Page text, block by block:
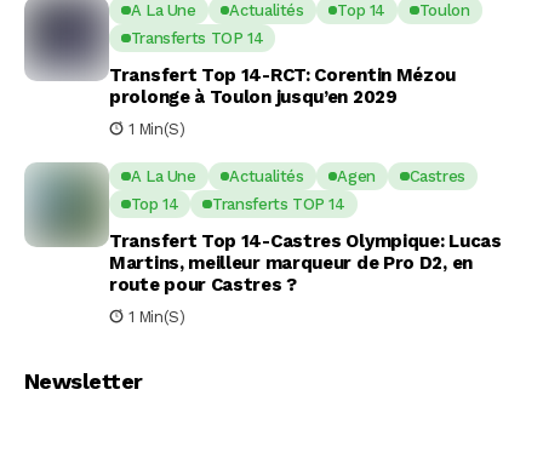
A La Une Actualités Top 14
Toulon
Transferts TOP 14
Transfert Top 14-RCT: Corentin Mézou
prolonge à Toulon jusqu’en 2029
1 Min(s)
A La Une Actualités Agen
Castres
Top 14
Transferts TOP 14
Transfert Top 14-Castres Olympique: Lucas
Martins, meilleur marqueur de Pro D2, en
route pour Castres ?
1 Min(s)
Newsletter